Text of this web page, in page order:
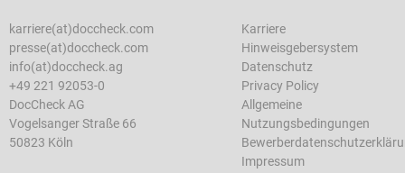
karriere(at)doccheck.com
presse(at)doccheck.com
info(at)doccheck.ag
+49 221 92053-0
DocCheck AG
Vogelsanger Straße 66
50823 Köln
Karriere
Hinweisgebersystem
Datenschutz
Privacy Policy
Allgemeine
Nutzungsbedingungen
Impressum